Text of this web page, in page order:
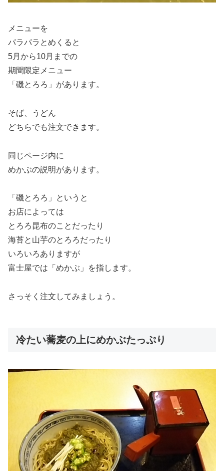
メニューを
パラパラとめくると
5月から10月までの
期間限定メニュー
「磯とろろ」があります。
そば、うどん
どちらでも注文できます。
同じページ内に
めかぶの説明があります。
「磯とろろ」というと
お店によっては
とろろ昆布のことだったり
海苔と山芋のとろろだったり
いろいろありますが
富士屋では「めかぶ」を指します。
さっそく注文してみましょう。
冷たい蕎麦の上にめかぶたっぷり